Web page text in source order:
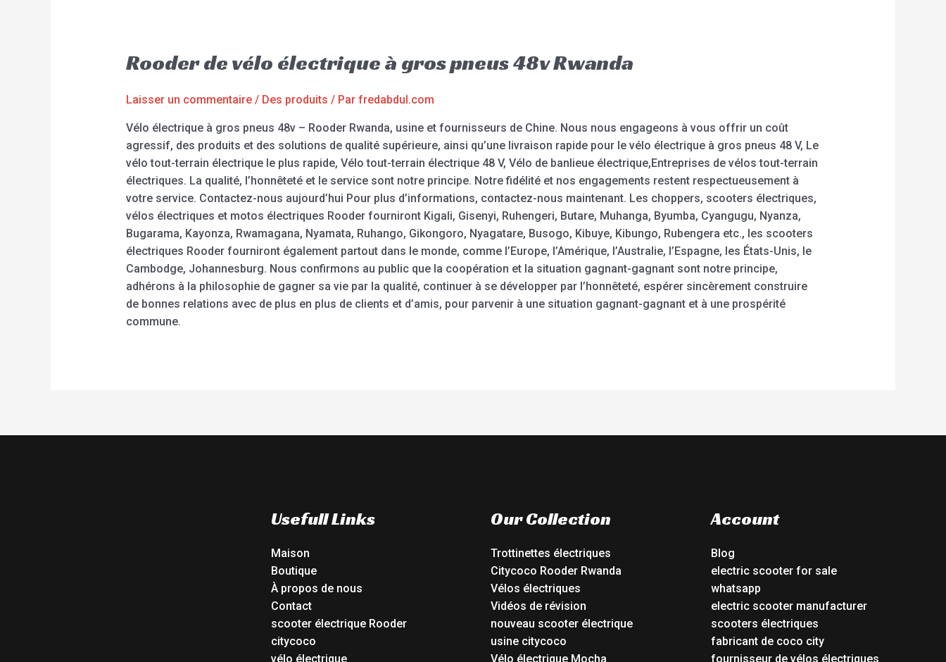
Rooder de vélo électrique à gros pneus 48v Rwanda
Laisser un commentaire / Des produits / Par fredabdul.com
Vélo électrique à gros pneus 48v – Rooder Rwanda, usine et fournisseurs de Chine. Nous nous engageons à vous offrir un coût
agressif, des produits et des solutions de qualité supérieure, ainsi qu’une livraison rapide pour le vélo électrique à gros pneus 48 V, Le
vélo tout-terrain électrique le plus rapide, Vélo tout-terrain électrique 48 V, Vélo de banlieue électrique,Entreprises de vélos tout-terrain
électriques. La qualité, l’honnêteté et le service sont notre principe. Notre fidélité et nos engagements restent respectueusement à
votre service. Contactez-nous aujourd’hui Pour plus d’informations, contactez-nous maintenant. Les choppers, scooters électriques,
vélos électriques et motos électriques Rooder fourniront Kigali, Gisenyi, Ruhengeri, Butare, Muhanga, Byumba, Cyangugu, Nyanza,
Bugarama, Kayonza, Rwamagana, Nyamata, Ruhango, Gikongoro, Nyagatare, Busogo, Kibuye, Kibungo, Rubengera etc., les scooters
électriques Rooder fourniront également partout dans le monde, comme l’Europe, l’Amérique, l’Australie, l’Espagne, les États-Unis, le
Cambodge, Johannesburg. Nous confirmons au public que la coopération et la situation gagnant-gagnant sont notre principe,
adhérons à la philosophie de gagner sa vie par la qualité, continuer à se développer par l’honnêteté, espérer sincèrement construire
de bonnes relations avec de plus en plus de clients et d’amis, pour parvenir à une situation gagnant-gagnant et à une prospérité
commune.
Usefull Links
Maison
Boutique
À propos de nous
Contact
scooter électrique Rooder
citycoco
vélo électrique
Our Collection
Trottinettes électriques
Citycoco Rooder Rwanda
Vélos électriques
Vidéos de révision
nouveau scooter électrique
usine citycoco
Vélo électrique Mocha
Account
Blog
electric scooter for sale
whatsapp
electric scooter manufacturer
scooters électriques
fabricant de coco city
fournisseur de vélos électriques